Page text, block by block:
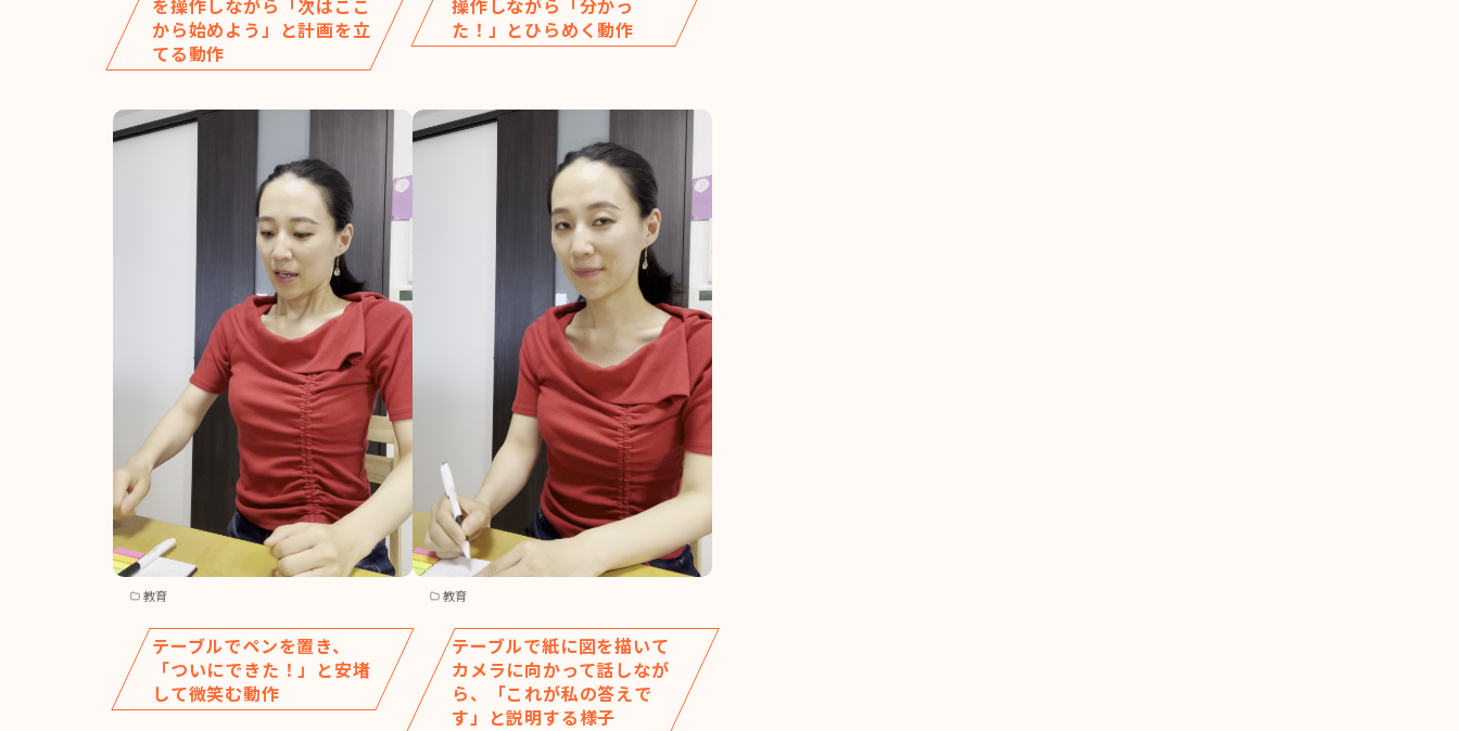
を操作しながら「次はここ
から始めよう」と計画を立
てる動作
操作しながら「分かっ
た！」とひらめく動作
教育
テーブルでペンを置き、
「ついにできた！」と安堵
して微笑む動作
教育
テーブルで紙に図を描いて
カメラに向かって話しなが
ら、「これが私の答えで
す」と説明する様子